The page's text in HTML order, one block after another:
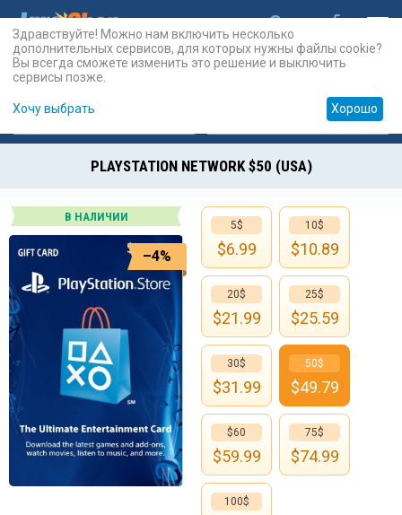
Карты Prepaid
PLAYSTATION NETWORK $50 (USA)
В НАЛИЧИИ
–4%
5$
$6.99
10$
$10.89
20$
$21.99
25$
$25.59
30$
$31.99
50$
$49.79
$60
$59.99
75$
$74.99
100$
Здравствуйте! Можно нам включить несколько
дополнительных сервисов, для которых нужны файлы cookie?
Вы всегда сможете изменить это решение и выключить
сервисы позже.
Хочу выбрать Хорошо